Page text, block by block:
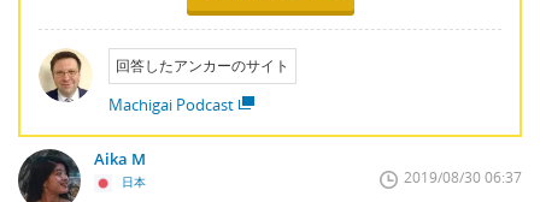
回答したアンカーのサイト
Machigai Podcast
Aika M
日本 2019/08/30 06:37